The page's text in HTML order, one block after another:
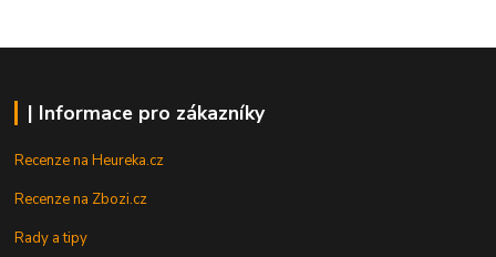
| Informace pro zákazníky
Recenze na Heureka.cz
Recenze na Zbozi.cz
Rady a tipy